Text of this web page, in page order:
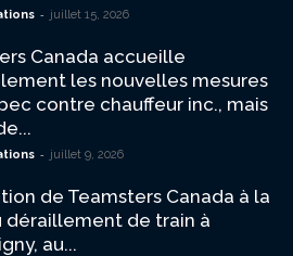
- juillet 15, 2026
Canada accueille
les nouvelles mesures
contre chauffeur inc., mais
- juillet 9, 2026
de Teamsters Canada à la
déraillement de train à
au...